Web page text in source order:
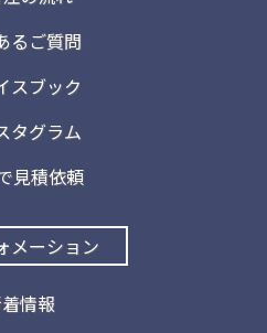
るご質問
スブック
タグラム
見積依頼
メーション
情報